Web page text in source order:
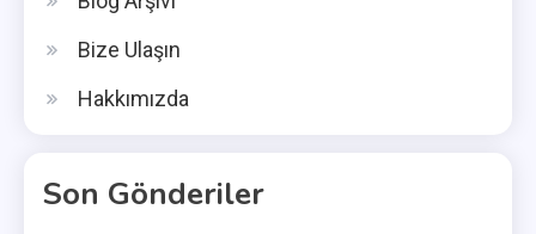
Bize Ulaşın
Hakkımızda
Son Gönderiler